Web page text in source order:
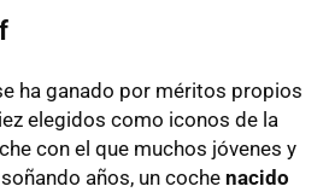
ha ganado por méritos propios
elegidos como iconos de la
con el que muchos jóvenes y
años, un coche nacido